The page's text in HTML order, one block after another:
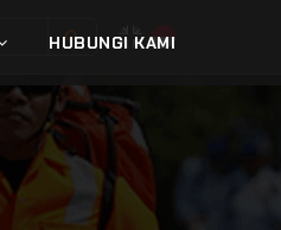
HUBUNGI KAMI